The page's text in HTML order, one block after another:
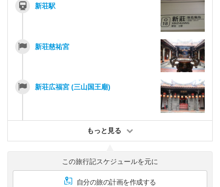
新荘駅
新荘慈祐宮
新荘広福宮 (三山国王廟)
もっと見る
この旅行記スケジュールを元に
自分の旅の計画を作成する